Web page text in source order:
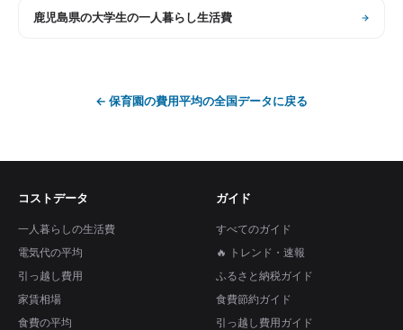
鹿児島県の大学生の一人暮らし生活費
← 保育園の費用平均の全国データに戻る
コストデータ
一人暮らしの生活費
電気代の平均
引っ越し費用
家賃相場
食費の平均
ガイド
すべてのガイド
🔥 トレンド・速報
ふるさと納税ガイド
食費節約ガイド
引っ越し費用ガイド